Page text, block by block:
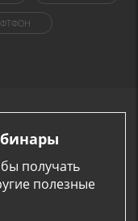
получать
полезные